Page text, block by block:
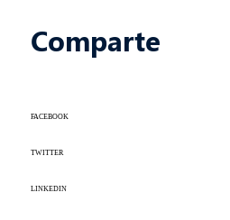
Comparte
FACEBOOK
TWITTER
LINKEDIN